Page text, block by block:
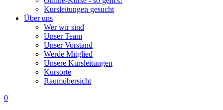
Kursleitungen gesucht
Über uns
Wer wir sind
Unser Team
Unser Vorstand
Werde Mitglied
Unsere Kursleitungen
Kursorte
Raumübersicht
0